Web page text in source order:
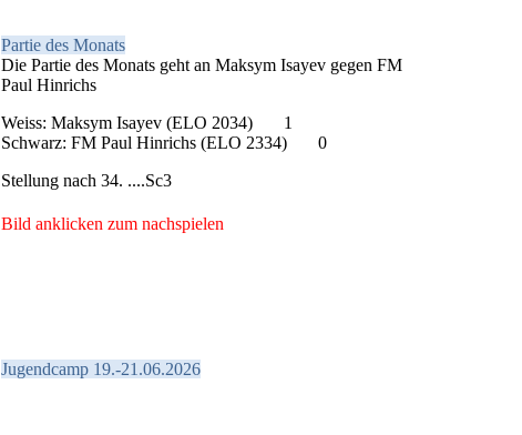
Partie des Monats
Die Partie des Monats geht an Maksym Isayev gegen FM
Paul Hinrichs
Weiss: Maksym Isayev (ELO 2034) 1
Schwarz: FM Paul Hinrichs (ELO 2334) 0
Stellung nach 34. ....Sc3
Bild anklicken zum nachspielen
Jugendcamp 19.-21.06.2026